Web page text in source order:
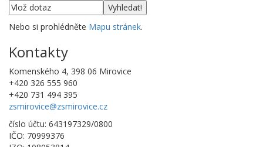
Nebo si prohlédněte Mapu stránek.
Kontakty
Komenského 4, 398 06 Mirovice
+420 326 555 960
+420 731 494 395
zsmirovice@zsmirovice.cz
číslo účtu: 643197329/0800
IČO: 70999376